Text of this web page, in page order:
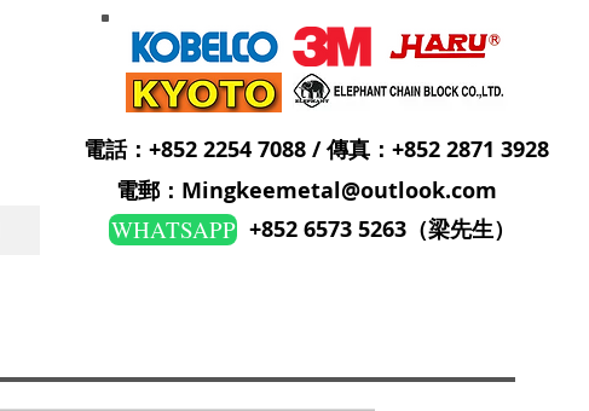
電話：+852 2254 7088 / 傳真：+852 2871 3928
電郵：Mingkeemetal@outlook.com
WHATSAPP +852 6573 5263（梁先生）